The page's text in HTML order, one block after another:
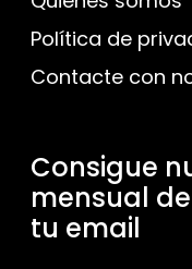
Política de
Contacte con
Consigue
mensual
tu email